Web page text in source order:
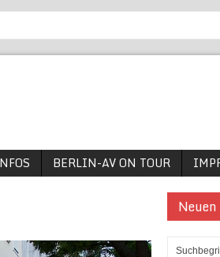
BERLIN-AV ON TOUR